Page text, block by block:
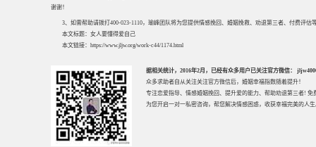
谢谢！
3、如需帮助请拨打400-023-1110，瑜峰团队将为您提供情感挽回、婚姻挽救、劝退第三者、付费评
本文标题： 女人要懂得爱自己
本文链接： https://www.jljw.org/work-c44/1174.html
据相关统计，2016年2月，已经有众多用户已关注官方微信：
众多求助者自从关注关注官方微信后，婚姻幸福指数随着提升！
专注恋爱指导、 情感婚姻挽回 、提升爱的能力、帮助劝退第三者! 免
为您开启一对一私密咨询，帮您解决情感困惑，收获幸福完美的人生